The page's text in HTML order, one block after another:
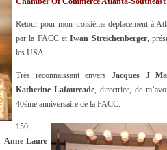
Retour pour mon troisième déplacement à
par la FACC etIwan Streichenberger,
les USA.
Très reconnaissant enversJacques J
Katherine Lafourcade, directrice, de
40ème anniversaire de la FACC.
150
Anne-Laure